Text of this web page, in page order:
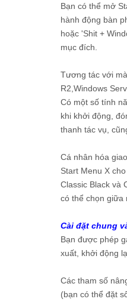
Bạn có thể mở
hành động bàn
hoặc 'Shit +
mục đích.
Tương tác với
R2,Windows
Có một số tính
khi khởi động,
thanh tác vụ,
Cá nhân hóa
Start Menu X
Classic Black và
có thể chọn giữa
Cài đặt chung
Bạn được phép
xuất, khởi động
Các tham số
(bạn có thể đặt